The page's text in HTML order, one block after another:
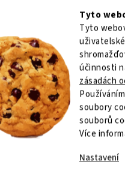
Tyto
Tyto
účinnosti
zásadách
soubory
souborů
Více
Nastavení